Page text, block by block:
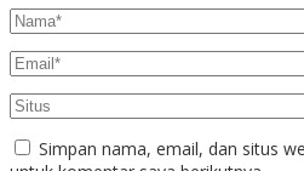
Simpan nama, email, dan situs